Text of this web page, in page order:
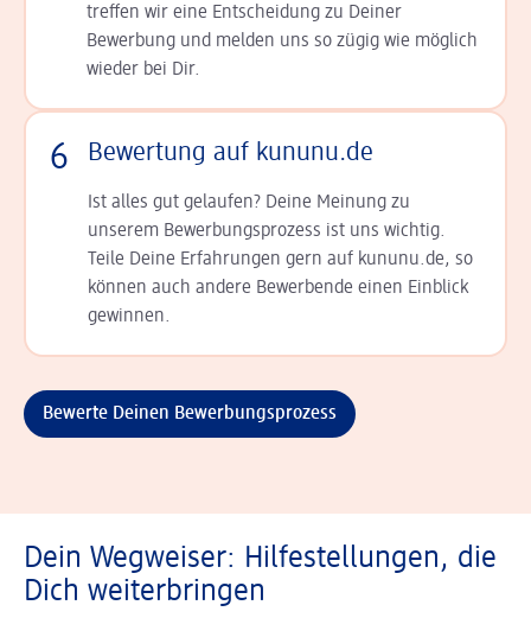
tref­fen wir eine Entscheidung zu Deiner
Bewerbung und melden uns so zügig wie möglich
wieder bei Dir.
6 Bewertung auf kununu.de
Ist alles gut gelaufen? Deine Meinung zu
unserem Bewerbungsprozess ist uns wichtig.
Teile Deine Erfahrungen gern auf kununu.de, so
können auch andere Bewerbende einen Einblick
gewinnen.
Bewerte Deinen Bewerbungsprozess
Dein Wegweiser: Hilfestellungen, die
Dich weiterbringen